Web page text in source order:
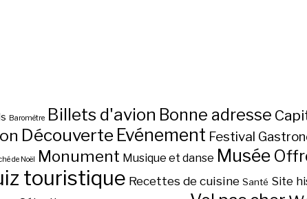
Baromètre Billets d'avion Bonne adresse
Découverte Evénement Festival
de Noël Monument Musique et danse Musée
touristique Recettes de cuisine Santé Site